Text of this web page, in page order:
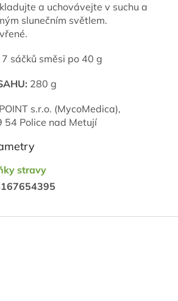
a uchovávejte v suchu a
slunečním světlem.
7 sáčků směsi po 40 g
280 g
s.r.o. (MycoMedica),
54 Police nad Metují
stravy